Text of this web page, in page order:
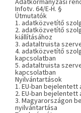
Infotv. 64/E-H. §
Útmutatók
1. adatközvetítő
2. adatközvetítő
kiállításához
3. adataltruista
4. adatközvetítő
kapcsolatban
5. adataltruista
kapcsolatban
Nyilvántartások
1. EU-ban
2. EU-ban
3. Magyarországon
nyilvántartása